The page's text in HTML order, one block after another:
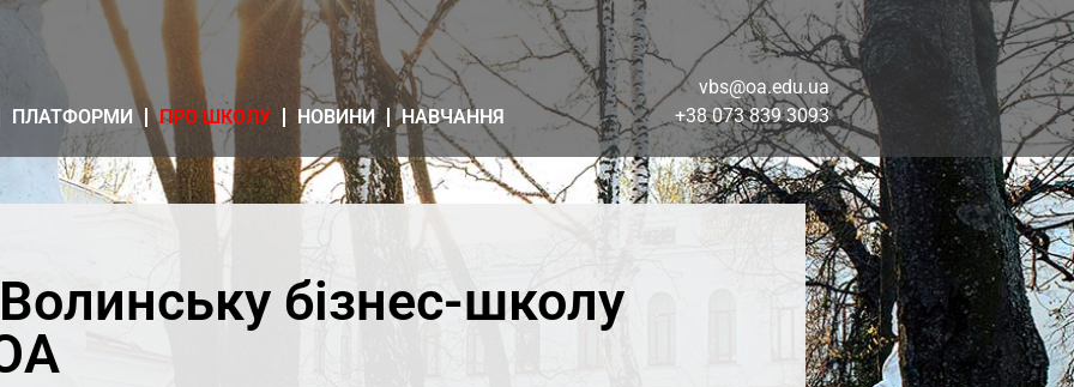
ПЛАТФОРМИ ПРО ШКОЛУ НОВИНИ НАВЧАННЯ
vbs@oa.edu.ua
+38 073 839 3093
бізнес-школу